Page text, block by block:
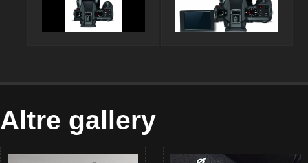
Altre gallery